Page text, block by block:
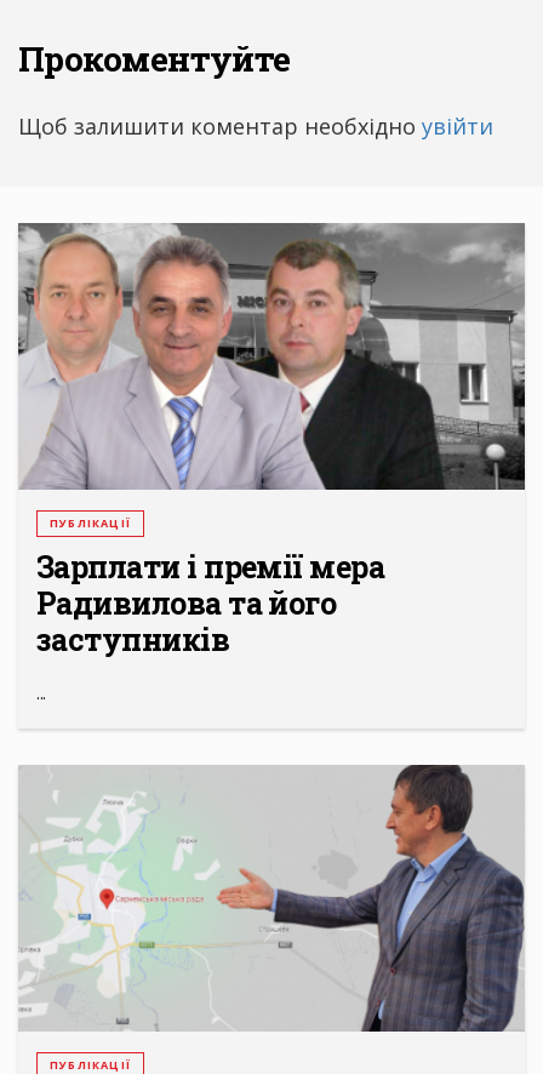
Прокоментуйте
Щоб залишити коментар необхідно увійти
ПУБЛІКАЦІЇ
Зарплати і премії мера
Радивилова та його
заступників
...
ПУБЛІКАЦІЇ